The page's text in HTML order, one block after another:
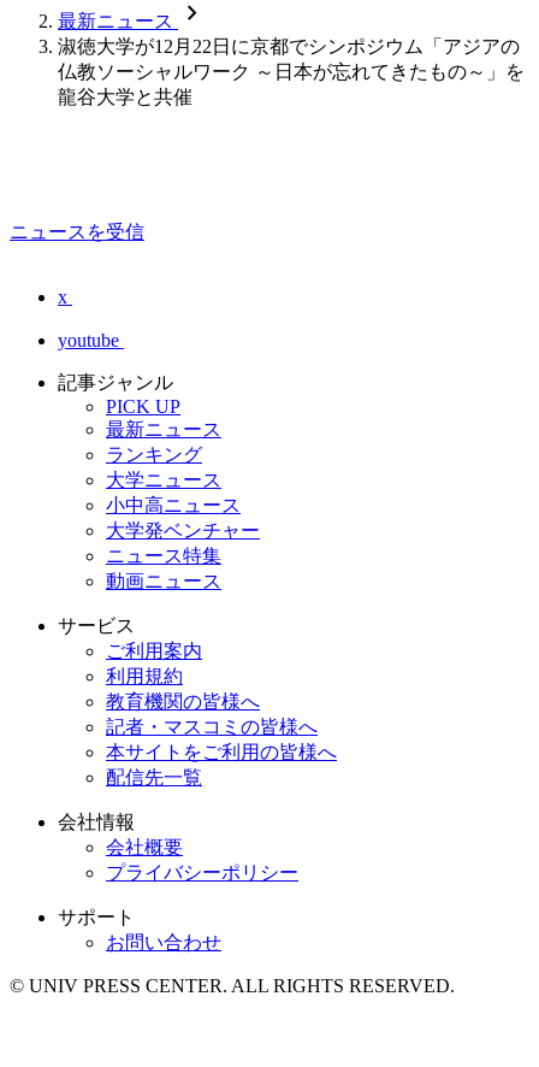
最新ニュース chevron_forward
淑徳大学が12月22日に京都でシンポジウム「アジアの
仏教ソーシャルワーク ～日本が忘れてきたもの～」を
龍谷大学と共催
ニュースを受信
x
youtube
記事ジャンル
PICK UP
最新ニュース
ランキング
大学ニュース
小中高ニュース
大学発ベンチャー
ニュース特集
動画ニュース
サービス
ご利用案内
利用規約
教育機関の皆様へ
記者・マスコミの皆様へ
本サイトをご利用の皆様へ
配信先一覧
会社情報
会社概要
プライバシーポリシー
サポート
お問い合わせ
© UNIV PRESS CENTER. ALL RIGHTS RESERVED.